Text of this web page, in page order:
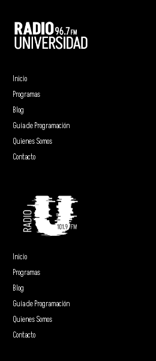
Inicio
Programas
Blog
Guía de Programación
Quienes Somos
Contacto
Inicio
Programas
Blog
Guía de Programación
Quienes Somos
Contacto